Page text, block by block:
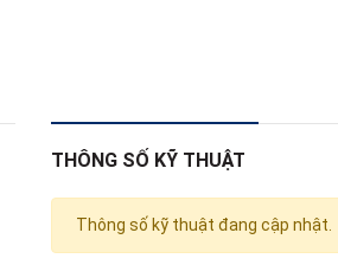
THÔNG SỐ KỸ THUẬT
Thông số kỹ thuật đang cập nhật.